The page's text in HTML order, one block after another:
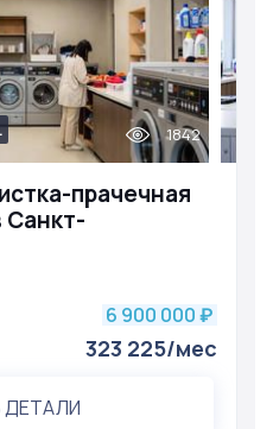
прачечная
Санкт-
1842
6 900 000 ₽
323 225/мес
ДЕТАЛИ